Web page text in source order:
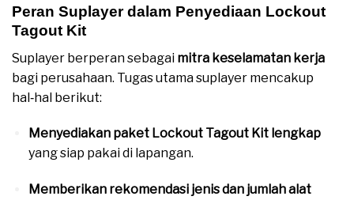
Peran Suplayer dalam Penyediaan Lockout
Tagout Kit
Suplayer berperan sebagai mitra keselamatan kerja
bagi perusahaan. Tugas utama suplayer mencakup
hal‑hal berikut:
Menyediakan paket Lockout Tagout Kit lengkap
yang siap pakai di lapangan.
Memberikan rekomendasi jenis dan jumlah alat